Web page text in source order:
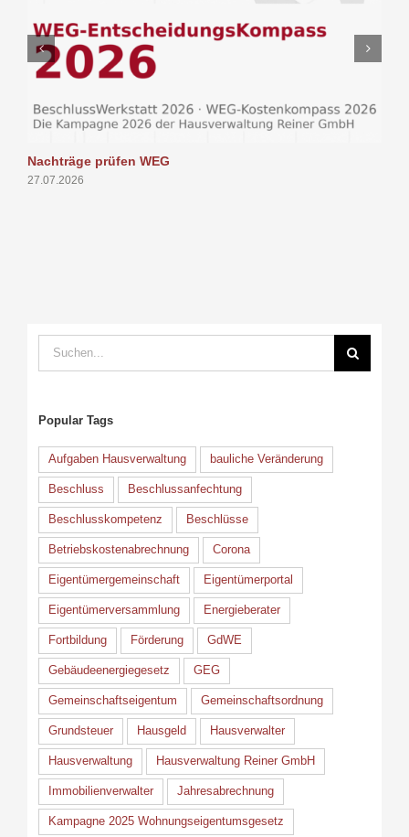
Nachträge prüfen WEG
27.07.2026
Suche
nach:
Popular Tags
Aufgaben Hausverwaltung bauliche Veränderung
Beschluss Beschlussanfechtung
Beschlusskompetenz Beschlüsse
Betriebskostenabrechnung Corona
Eigentümergemeinschaft Eigentümerportal
Eigentümerversammlung Energieberater
Fortbildung Förderung GdWE
Gebäudeenergiegesetz GEG
Gemeinschaftseigentum Gemeinschaftsordnung
Grundsteuer Hausgeld Hausverwalter
Hausverwaltung Hausverwaltung Reiner GmbH
Immobilienverwalter Jahresabrechnung
Kampagne 2025 Wohnungseigentumsgesetz